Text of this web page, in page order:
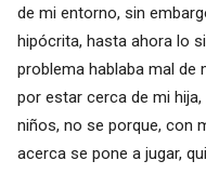
de mi entorno, sin
hipócrita, hasta ahora lo
problema hablaba mal de
por estar cerca de mi
niños, no se porque, con
acerca se pone a jugar,